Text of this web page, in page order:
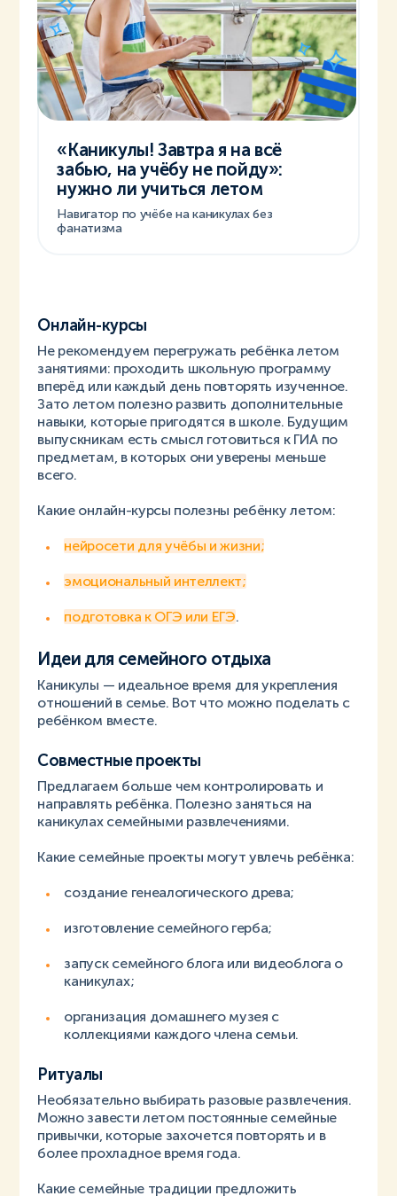
«Каникулы! Завтра я на всё
забью, на учёбу не пойду»:
нужно ли учиться летом
Навигатор по учёбе на каникулах без
фанатизма
Онлайн-курсы
Не рекомендуем перегружать ребёнка летом
занятиями: проходить школьную программу
вперёд или каждый день повторять изученное.
Зато летом полезно развить дополнительные
навыки, которые пригодятся в школе. Будущим
выпускникам есть смысл готовиться к ГИА по
предметам, в которых они уверены меньше
всего.
Какие онлайн-курсы полезны ребёнку летом:
нейросети для учёбы и жизни;
эмоциональный интеллект;
подготовка к ОГЭ или ЕГЭ.
Идеи для семейного отдыха
Каникулы — идеальное время для укрепления
отношений в семье. Вот что можно поделать с
ребёнком вместе.
Совместные проекты
Предлагаем больше чем контролировать и
направлять ребёнка. Полезно заняться на
каникулах семейными развлечениями.
Какие семейные проекты могут увлечь ребёнка:
создание генеалогического древа;
изготовление семейного герба;
запуск семейного блога или видеоблога о
каникулах;
организация домашнего музея с
коллекциями каждого члена семьи.
Ритуалы
Необязательно выбирать разовые развлечения.
Можно завести летом постоянные семейные
привычки, которые захочется повторять и в
более прохладное время года.
Какие семейные традиции предложить